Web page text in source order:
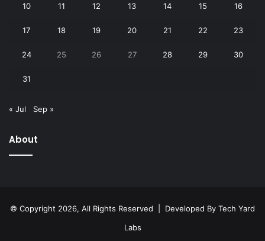
10 11 12 13 14 15 16
17 18 19 20 21 22 23
24 25 26 27 28 29 30
31
« Jul Sep »
About
© Copyright 2026, All Rights Reserved | Developed By Tech Yard
Labs